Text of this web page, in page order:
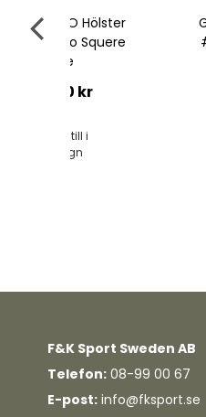
Ghost ONE
#60 Tanfoglio
F&K Sport Sweden AB
Telefon: 08-99 00 67
E-post: info@fksport.se